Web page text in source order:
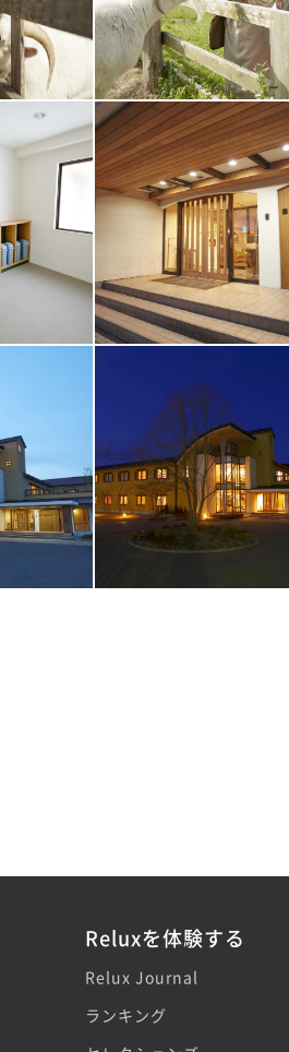
Reluxを体験する
Relux Journal
ランキング